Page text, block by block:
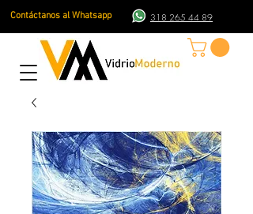
Contáctanos al Whatsapp 318 265 44 89